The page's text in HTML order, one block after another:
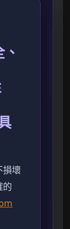
損壞
的